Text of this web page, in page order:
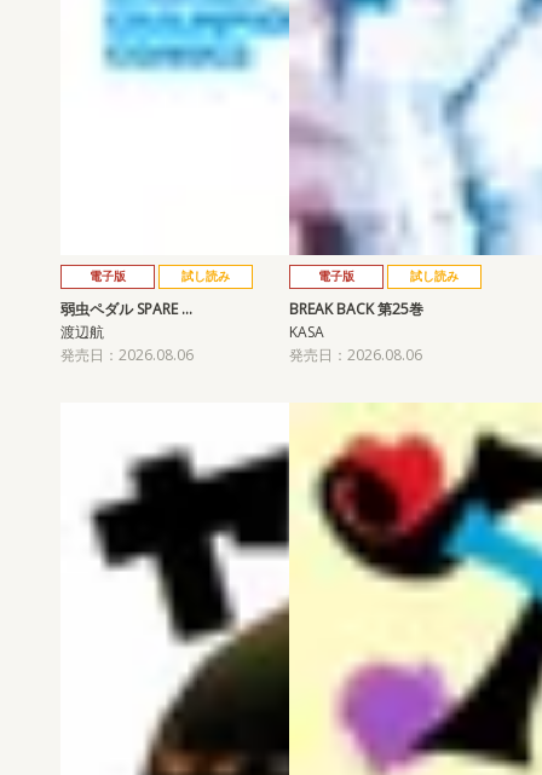
電子版 試し読み
弱虫ペダル SPARE …
渡辺航
発売日：2026.08.06
電子版 試し読み
BREAK BACK 第25巻
KASA
発売日：2026.08.06